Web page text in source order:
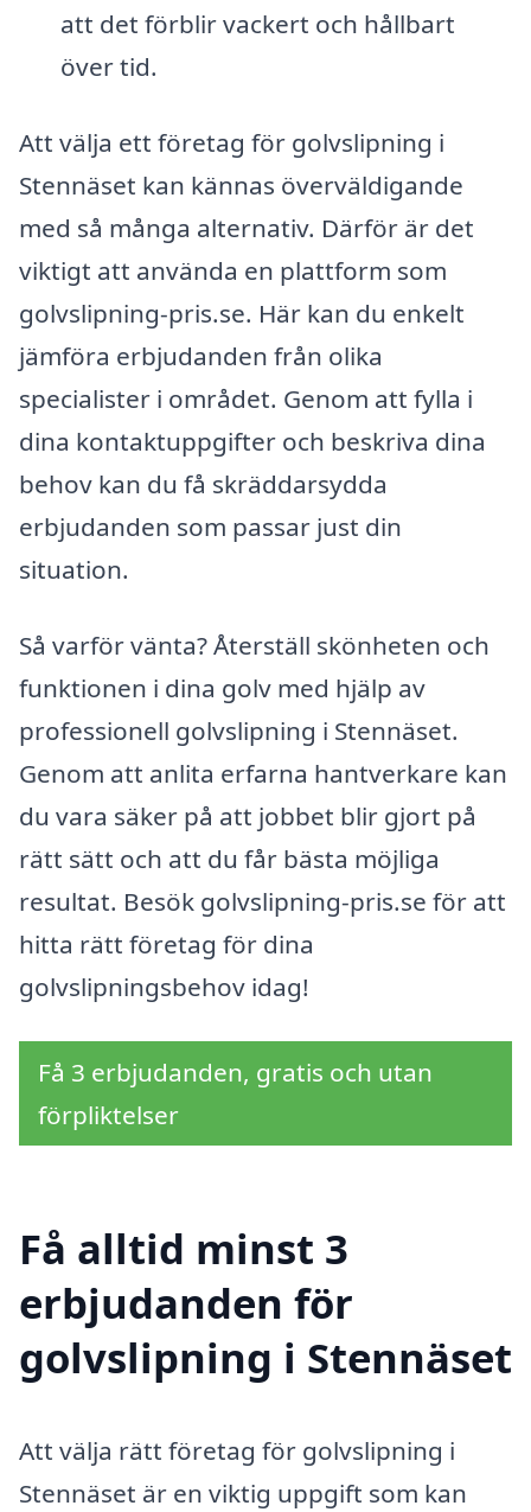
att det förblir vackert och hållbart
över tid.
Att välja ett företag för golvslipning i
Stennäset kan kännas överväldigande
med så många alternativ. Därför är det
viktigt att använda en plattform som
golvslipning-pris.se. Här kan du enkelt
jämföra erbjudanden från olika
specialister i området. Genom att fylla i
dina kontaktuppgifter och beskriva dina
behov kan du få skräddarsydda
erbjudanden som passar just din
situation.
Så varför vänta? Återställ skönheten och
funktionen i dina golv med hjälp av
professionell golvslipning i Stennäset.
Genom att anlita erfarna hantverkare kan
du vara säker på att jobbet blir gjort på
rätt sätt och att du får bästa möjliga
resultat. Besök golvslipning-pris.se för att
hitta rätt företag för dina
golvslipningsbehov idag!
Få 3 erbjudanden, gratis och utan
förpliktelser
Få alltid minst 3
erbjudanden för
golvslipning i Stennäset
Att välja rätt företag för golvslipning i
Stennäset är en viktig uppgift som kan